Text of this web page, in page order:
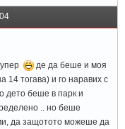
де да беше и моя
14 тогава) и го наравих с
дето беше в парк и
.. но беше
да защотото можеше да